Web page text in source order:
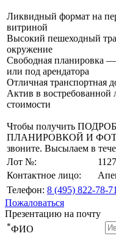
Ликвидный формат на
витриной
Высокий пешеходный
окружение
Свободная планировка —
или под арендатора
Отличная транспортная
Актив в востребованной
стоимости
Чтобы получить
ПЛАНИРОВКОЙ И
звоните. Высылаем в
Лот №:
Контактное лицо:
Телефон: 8 (495) 822-78-71
Пожаловаться
Презентацию на почту
*ФИО